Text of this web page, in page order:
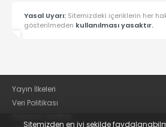
Yasal Uyarı: Sitemizdeki içeriklerin her
gösterilmeden kullanılması yasaktır.
Yayın İlkeleri
Veri Politikası
Sitemizden en iyi şekilde